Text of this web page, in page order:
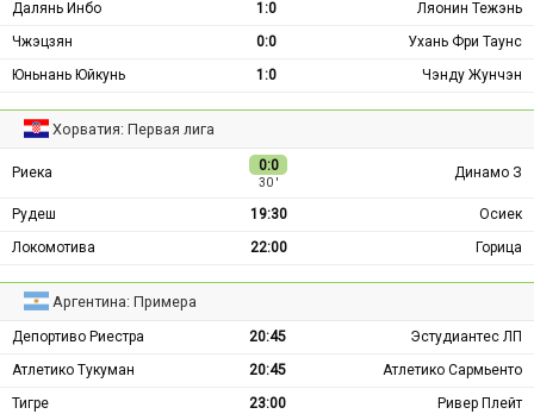
Далянь Инбо
1:0
Ляонин Тежэнь
Чжэцзян
0:0
Ухань Фри Таунс
Юньнань Юйкунь
1:0 Чэнду Жунчэн
Хорватия: Первая лига
Риека 0:0
30 ′
Динамо З
Рудеш 19:30
Осиек
Локомотива
22:00 Горица
Аргентина: Примера
Депортиво Риестра 20:45
Эстудиантес ЛП
Атлетико Тукуман
20:45
Атлетико Сармьенто
Тигре
23:00
Ривер Плейт